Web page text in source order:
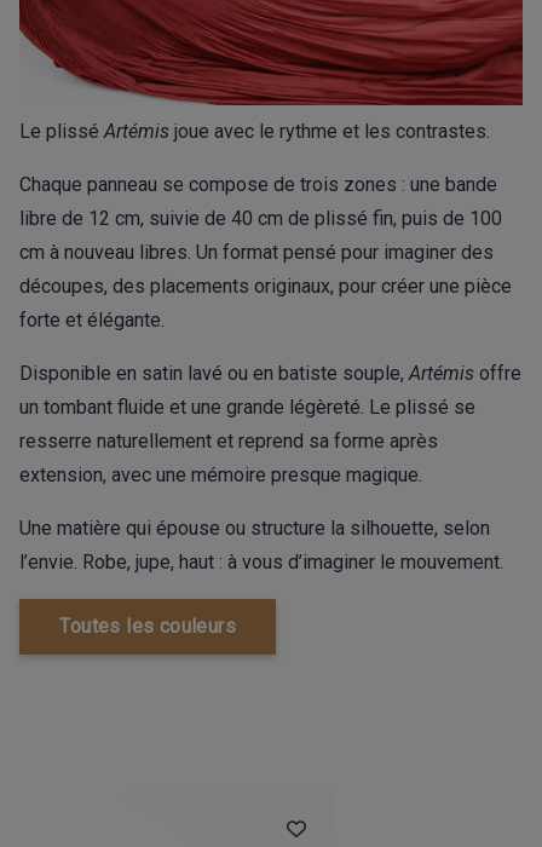
Le plissé Artémis joue avec le rythme et les contrastes.
Chaque panneau se compose de trois zones : une bande
libre de 12 cm, suivie de 40 cm de plissé fin, puis de 100
cm à nouveau libres. Un format pensé pour imaginer des
découpes, des placements originaux, pour créer une pièce
forte et élégante.
Disponible en satin lavé ou en batiste souple, Artémis offre
un tombant fluide et une grande légèreté. Le plissé se
resserre naturellement et reprend sa forme après
extension, avec une mémoire presque magique.
Une matière qui épouse ou structure la silhouette, selon
l’envie. Robe, jupe, haut : à vous d’imaginer le mouvement.
Toutes les couleurs